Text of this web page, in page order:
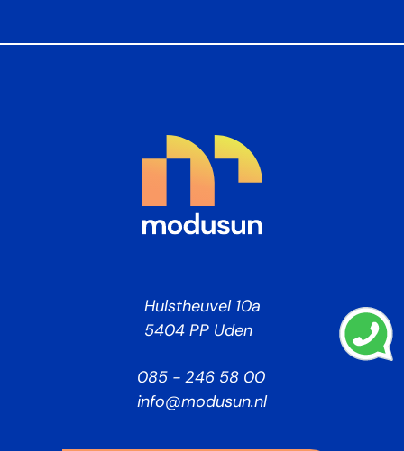
Hulstheuvel 10a
5404 PP Uden
085 - 246 58 00
info@modusun.nl